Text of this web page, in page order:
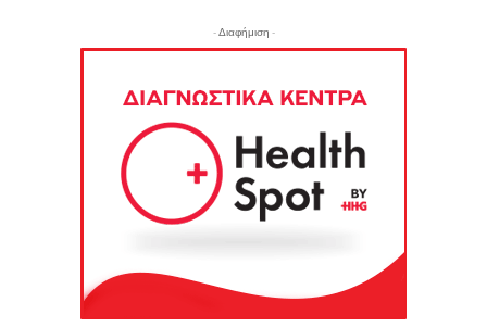
- Διαφήμιση -